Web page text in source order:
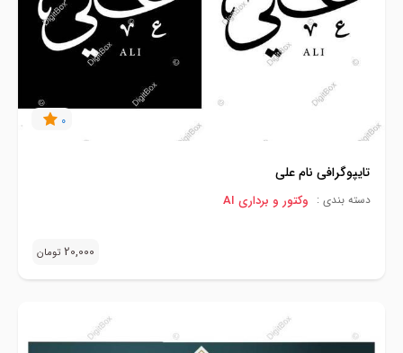
0
تایپوگرافی نام علی
دسته بندی : وکتور و برداری AI
20,000 تومان